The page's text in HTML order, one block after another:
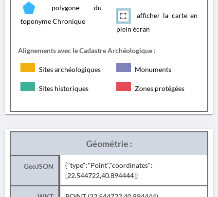
polygone du
toponyme Chronique
afficher la carte en
plein écran
Alignements avec le Cadastre Archéologique :
Sites archéologiques Monuments
Sites historiques Zones protégées
Géométrie :
GeoJSON
{"type":"Point","coordinates":
[22.544722,40.894444]}